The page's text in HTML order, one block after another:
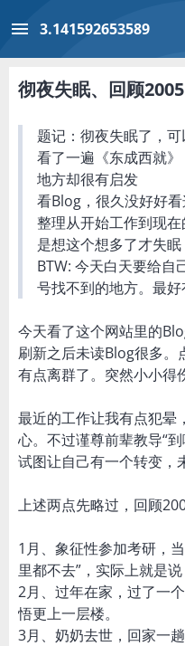
menu 3.141592653589
彻夜失眠、回顾
题记：彻夜失眠了，可
看了一遍《东成西就
地方却很有启发
看Blog，很久没好好看
整理从开始工作到现
是想这个想多了才失眠
BTW: 今天白天要给自
号找不到的地方。最好
今天看了这个网站里的
刷新之后未读Blog很多
有点离群了。突然小小得
最近的工作让我有点犯晕
心。不过谨尊前辈教导“到
试图让自己有一个转变，
上述两点先略过，回顾
1月、象征性参加考研，
里都不去”，实际上就是说
2月、过年在家，过了一
悟更上一层楼。
3月、奶奶去世，回家一